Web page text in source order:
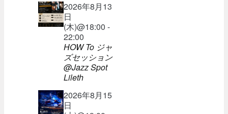
2026年8月13
日
(木)@18:00 -
22:00
HOW To ジャ
ズセッション
@Jazz Spot
Lileth
2026年8月15
日